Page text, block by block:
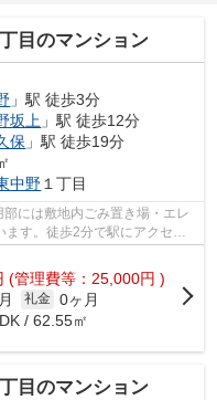
目のマンション
」駅 徒歩3分
坂上 」駅 徒歩12分
保 」駅 徒歩19分
中野１丁目
には敷地内ごみ置き場・エレ
す。徒歩2分で駅にアクセス
(管理費等：25,000円 )
礼金 0ヶ月
/ 62.55㎡
目のマンション